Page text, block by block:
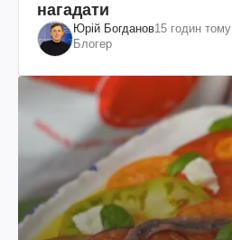
нагадати
Юрій Богданов15 годин тому
Блогер